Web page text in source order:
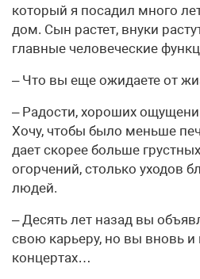
который я посадил много
дом. Сын растет, внуки
главные человеческие
– Что вы еще ожидаете от
– Радости, хороших
Хочу, чтобы было меньше
дает скорее больше
огорчений, столько уходов
людей.
– Десять лет назад вы
свою карьеру, но вы вновь и
концертах…